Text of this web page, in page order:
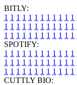
BITLY:
1 1 1 1 1 1 1 1 1 1 1 1
1 1 1 1 1 1 1 1 1 1 1 1
1 1 1 1 1 1 1 1 1 1 1 1
SPOTIFY:
1 1 1 1 1 1 1 1 1 1 1 1
1 1 1 1 1 1 1 1 1 1 1 1
1 1 1 1 1 1 1 1 1 1 1 1
CUTTLY BIO: